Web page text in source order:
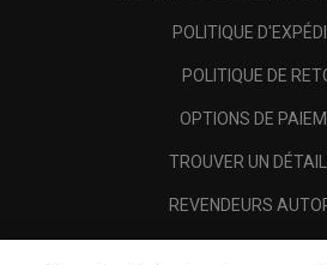
POLITIQUE
POLITIQUE DE
OPTIONS DE
TROUVER UN
REVENDEURS